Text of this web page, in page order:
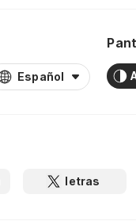
Español
letras